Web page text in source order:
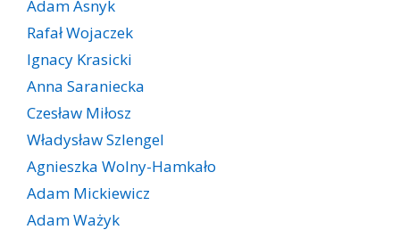
Adam Asnyk
Rafał Wojaczek
Ignacy Krasicki
Anna Saraniecka
Czesław Miłosz
Władysław Szlengel
Agnieszka Wolny-Hamkało
Adam Mickiewicz
Adam Ważyk